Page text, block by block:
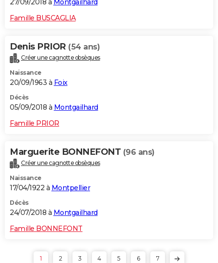
27/09/2018 à Montgailhard
Famille BUSCAGLIA
Denis PRIOR (54 ans)
Créer une cagnotte obsèques
Naissance
20/09/1963 à Foix
Décès
05/09/2018 à Montgailhard
Famille PRIOR
Marguerite BONNEFONT (96 ans)
Créer une cagnotte obsèques
Naissance
17/04/1922 à Montpellier
Décès
24/07/2018 à Montgailhard
Famille BONNEFONT
1 2 3 4 5 6 7